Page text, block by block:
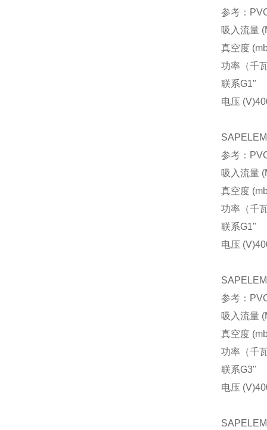
参考：
吸入流量
真空度
功率（千
联系G1"
电压 (V)
SAPELEM
参考：
吸入流量
真空度
功率（千
联系G1"
电压 (V)
SAPELEM
参考：
吸入流量
真空度
功率（千
联系G3"
电压 (V)
SAPELEM